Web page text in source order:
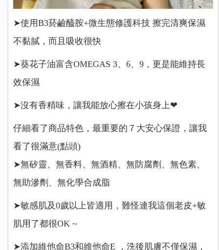
➤使用B3菸鹼醯胺+微生態修護科技 擦完清爽保濕
不黏膩，而且吸收很快
➤葵花子油富含OMEGAS 3、6、9，更是能維持長
效保濕
➤沒有香精味，讓我能放心擦在小孩身上❤
仔細看了商品特色，最重要的７大安心保證，讓我
看了很滿意(點頭)
➤無矽靈、無香料、無酒精、無防腐劑、無色素、
無助滲劑、無化學合成脂
➤敏感肌及0歲以上皆適用️，難怪連我這個老皮+敏
肌用了都很OK ~
➤添加維他命B3和維他命E ，洗後肌膚不僅保濕，